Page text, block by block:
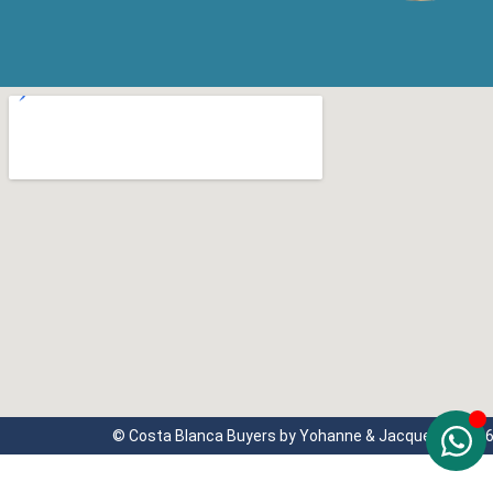
© Costa Blanca Buyers by Yohanne & Jacqueline 2026